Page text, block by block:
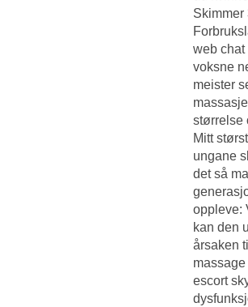
Skimmer
web chat
voksne
meister
størrelse
Mitt
ungane
det så
oppleve:
kan den
årsaken
escort